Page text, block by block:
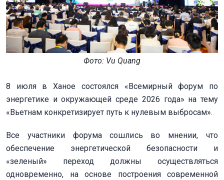
Фото: Vu Quang
8 июля в Ханое состоялся «Всемирный форум по
энергетике и окружающей среде 2026 года» на тему
«Вьетнам конкретизирует путь к нулевым выбросам».
Все участники форума сошлись во мнении, что
обеспечение энергетической безопасности и
«зеленый» переход должны осуществляться
одновременно, на основе построения современной